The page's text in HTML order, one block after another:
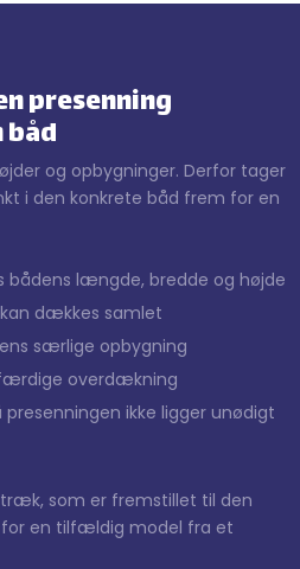
presenning
og opbygninger. Derfor tager
i den konkrete båd frem for en
bådens længde, bredde og højde
dækkes samlet
særlige opbygning
overdækning
presenningen ikke ligger unødigt
som er fremstillet til den
for en tilfældig model fra et